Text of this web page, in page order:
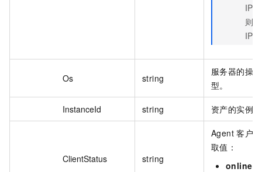
IP
则
IP。
Os string
服务器的操
型。
InstanceId string 资产的实例
ClientStatus string
Agent 客户
取值：
online